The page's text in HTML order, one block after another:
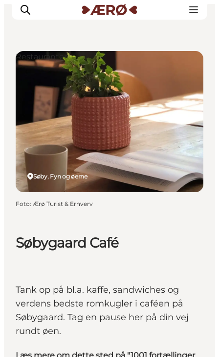
Overnatning
Spisesteder
Oplevelser
Events
Planlæg ferien
Søbygaard Café
Tank op på bl.a. kaffe, sandwiches og
verdens bedste romkugler i caféen på
Søbygaard. Tag en pause her på din vej
rundt øen.
Søby, Fyn og øerne
Restauranter
Foto: Ærø Turist & Erhverv